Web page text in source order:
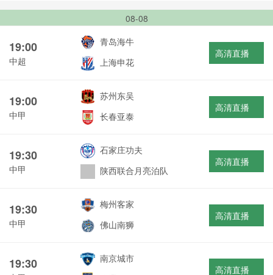
08-08
19:00
中超
青岛海牛
上海申花
高清直播
19:00
中甲
苏州东吴
长春亚泰
高清直播
19:30
中甲
石家庄功夫
陕西联合月亮泊队
高清直播
19:30
中甲
梅州客家
佛山南狮
高清直播
19:30
南京城市
高清直播